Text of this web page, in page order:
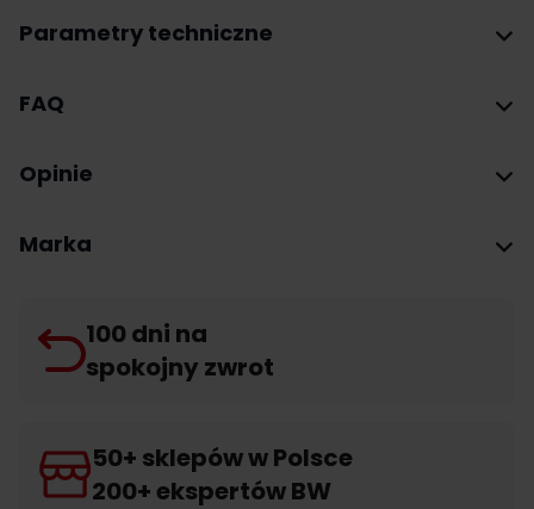
Parametry techniczne
FAQ
Opinie
Marka
100 dni na
spokojny zwrot
50+ sklepów w Polsce
200+ ekspertów BW